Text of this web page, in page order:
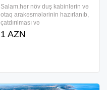
Salam.hər növ duş kabinlərin və
otaq arakəsmələrinin hazırlanıb,
çatdırılması və
quraşdırılması.roliklərin, petlələrin
bərpası.yerliyin düzəldilməsi və
1 AZN